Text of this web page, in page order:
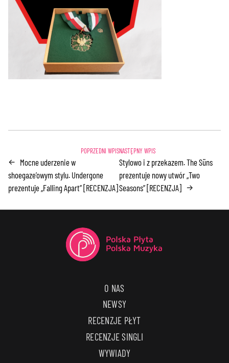
← Mocne uderzenie w
shoegaze’owym stylu. Undergone
prezentuje „Falling Apart” [RECENZJA]
Stylowo i z przekazem. The Süns
prezentuje nowy utwór „Two
Seasons” [RECENZJA] →
O NAS
NEWSY
RECENZJE PŁYT
RECENZJE SINGLI
WYWIADY